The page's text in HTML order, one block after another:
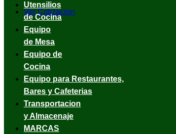
Ver Cotizacion
Utensilios
de Cocina
Equipo
de Mesa
Equipo de
Cocina
Equipo para Restaurantes,
Bares y Cafeterias
Transportacion
y Almacenaje
MARCAS